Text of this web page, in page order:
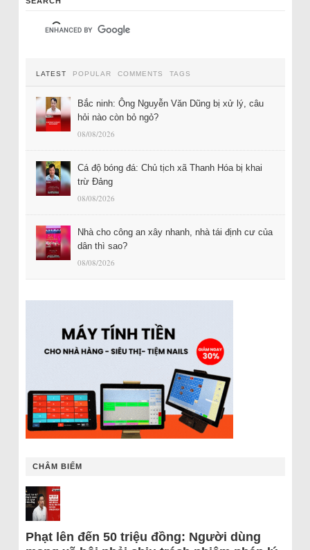
LATEST POPULAR COMMENTS TAGS
Bắc ninh: Ông Nguyễn Văn Dũng bị xử lý, câu
hỏi nào còn bỏ ngỏ?
08/08/2026
Cá độ bóng đá: Chủ tịch xã Thanh Hóa bị khai
trừ Đảng
08/08/2026
Nhà cho công an xây nhanh, nhà tái định cư của
dân thì sao?
08/08/2026
CHÂM BIẾM
Phạt lên đến 50 triệu đồng: Người dùng